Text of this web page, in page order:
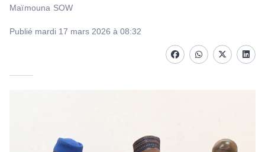
Maïmouna SOW
Publié mardi 17 mars 2026 à 08:32
FacebookwhatsappTwitter